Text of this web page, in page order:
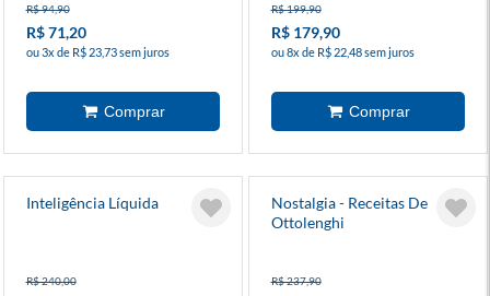
R$ 94,90
R$ 71,20
ou 3x de R$ 23,73 sem juros
R$ 199,90
R$ 179,90
ou 8x de R$ 22,48 sem juros
Inteligência Líquida
R$ 240,00
Nostalgia - Receitas De
Ottolenghi
R$ 237,90